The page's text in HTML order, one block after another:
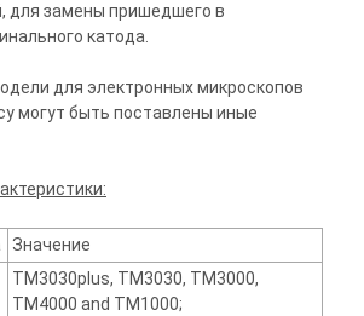
для замены пришедшего в
катода.
для электронных микроскопов
могут быть поставлены иные
Значение
TM3030plus, TM3030, TM3000,
TM4000 and TM1000;